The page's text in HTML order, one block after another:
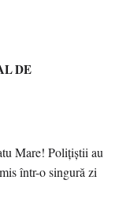
DE